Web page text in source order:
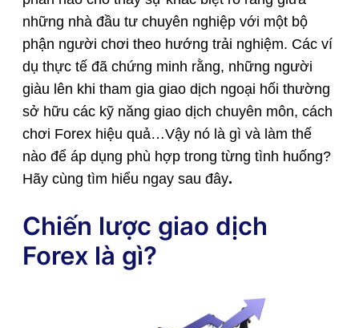
những nhà đầu tư chuyên nghiệp với một bộ
phận người chơi theo hướng trải nghiệm. Các ví
dụ thực tế đã chứng minh rằng, những người
giàu lên khi tham gia giao dịch ngoại hối thường
sở hữu các kỹ năng giao dịch chuyên môn, cách
chơi Forex hiệu quả…Vậy nó là gì và làm thế
nào để áp dụng phù hợp trong từng tình huống?
Hãy cùng tìm hiểu ngay sau đây.
Chiến lược giao dịch
Forex là gì?